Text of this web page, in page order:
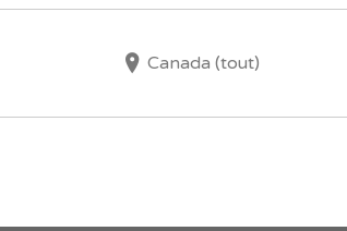
Canada (tout)